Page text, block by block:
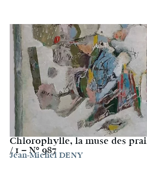
Chlorophylle, la muse des
/ 1 – N° 987
Jean-Michel DENY